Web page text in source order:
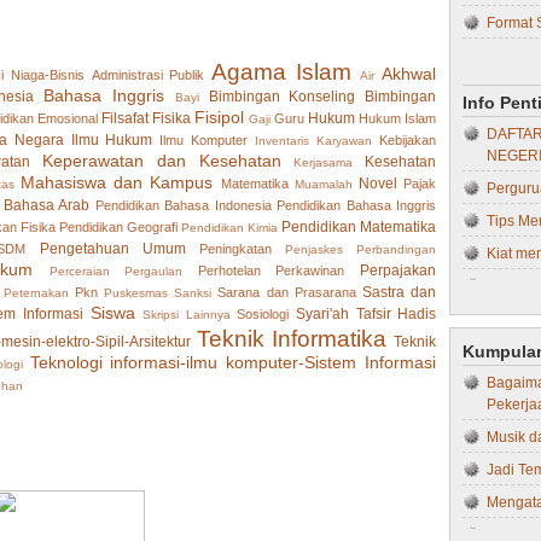
Niaga-Bisnis Administrasi Publik Agama Islam Air Akhwal
Bahasa Inggris Bayi Bimbingan Konseling
Bimbingan
Emosional Filsafat Fisika Fisipol Gaji Guru Hukum Hukum Islam
Negara Ilmu Hukum Ilmu Komputer Inventaris Karyawan
Kebijakan
Keperawatan dan Kesehatan Kerjasama
Kesehatan
Mahasiswa dan Kampus Matematika Muamalah Novel
Pajak
Arab Pendidikan Bahasa Indonesia Pendidikan Bahasa Inggris
Fisika Pendidikan Geografi Pendidikan Kimia Pendidikan Matematika
Pengetahuan Umum Peningkatan Penjaskes Perbandingan
Perceraian Pergaulan Perhotelan Perkawinan
Perpajakan
Peternakan Pkn Puskesmas Sanksi Sarana dan Prasarana Sastra dan
Informasi Siswa Skripsi Lainnya Sosiologi Syari'ah Tafsir Hadis
elektro-Sipil-Arsitektur Teknik Informatika Teknik
Teknologi informasi-ilmu komputer-Sistem Informasi
Hukum
Ilmu
Ilmu
Ilmu
IPS
Kimia
Format
Kiat
Tips
Pasca
Jenis-
Info
Tips
Kiat
4 Jenis
Dapat
10 Kiat
Musik
Jadi